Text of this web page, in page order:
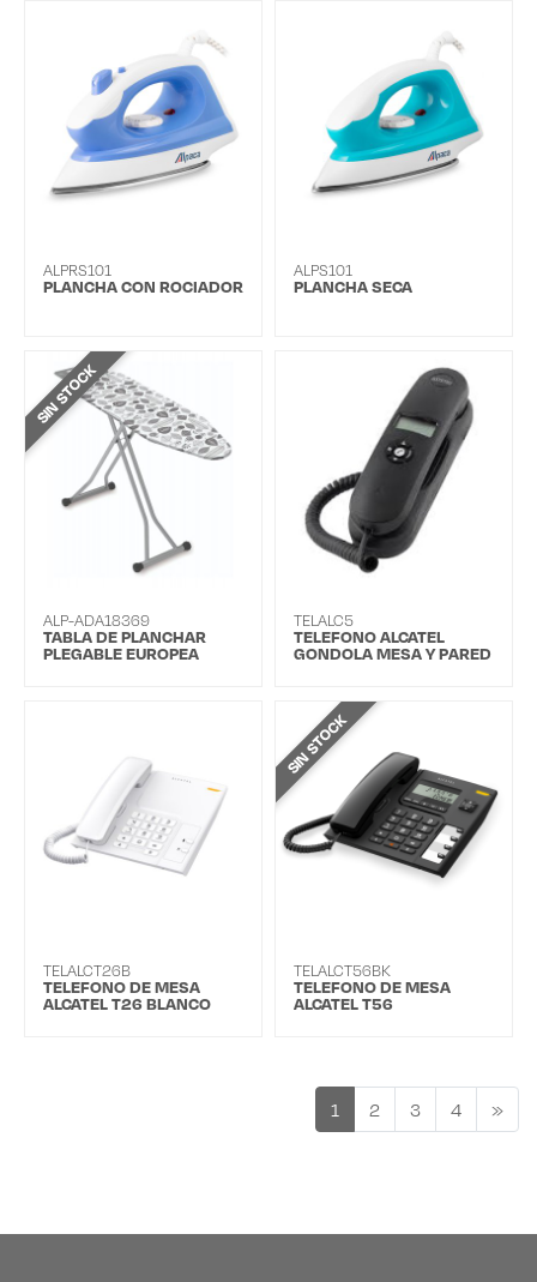
ALPRS101
PLANCHA CON ROCIADOR
ALPS101
PLANCHA SECA
SIN STOCK
ALP-ADA18369
TABLA DE PLANCHAR
PLEGABLE EUROPEA
TELALC5
TELEFONO ALCATEL
GONDOLA MESA Y PARED
TELALCT26B
TELEFONO DE MESA
ALCATEL T26 BLANCO
SIN STOCK
TELALCT56BK
TELEFONO DE MESA
ALCATEL T56
1 2 3 4 »